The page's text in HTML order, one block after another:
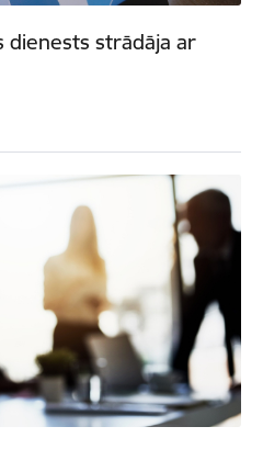
dienests strādāja ar